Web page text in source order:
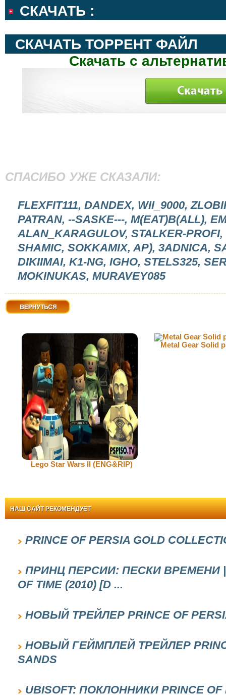
СКАЧАТЬ :
СКАЧАТЬ ТОРРЕНТ ФАЙЛ
Скачать с
СПАСИБО УЖЕ СКАЗАЛИ:
FLEXFIT111, DANDEX, WII_9000,
PATRAN, --SASKE---, M(EAT)B(ALL),
ALAN_KARAGULOV, STALKER-
SHAMIC, SOKKAMIX, AP), 3ADNICA,
DIKIIMAI, K1-NG, IGHO, STELS325,
MOKINUKAS, MURAVEY085
Lego Star Wars II (ENG&RIP)
Metal Gear Solid
НАШ САЙТ РЕКОМЕНДУЕТ
PRINCE OF PERSIA GOLD
ПРИНЦ ПЕРСИИ: ПЕСКИ ВРЕМЕНИ |
OF TIME (2010) [D ...
НОВЫЙ ТРЕЙЛЕР PRINCE OF
НОВЫЙ ГЕЙМПЛЕЙ ТРЕЙЛЕР PRINCE
SANDS
UBISOFT: ПОКЛОННИКИ PRINCE